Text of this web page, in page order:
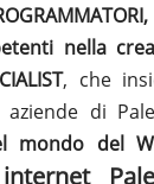
nella
, che
di
mondo del